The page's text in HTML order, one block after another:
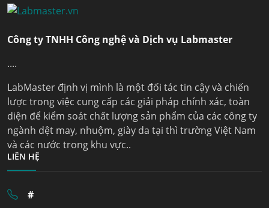
Công ty TNHH Công nghệ và Dịch vụ Labmaster
....
LabMaster định vị mình là một đối tác tin cậy và chiến
lược trong việc cung cấp các giải pháp chính xác, toàn
diện để kiểm soát chất lượng sản phẩm của các công ty
ngành dệt may, nhuộm, giày da tại thì trường Việt Nam
và các nước trong khu vực..
LIÊN HỆ
#